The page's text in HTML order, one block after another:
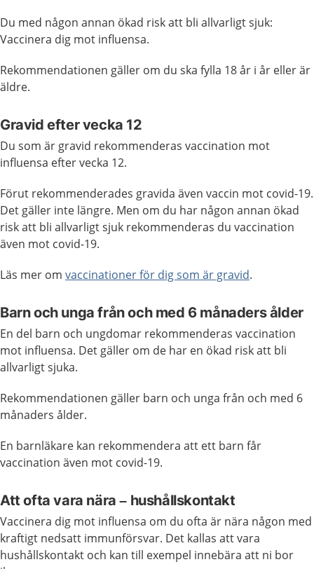
Du med någon annan ökad risk att bli allvarligt sjuk:
Vaccinera dig mot influensa.
Rekommendationen gäller om du ska fylla 18 år i år eller är
äldre.
Gravid efter vecka 12
Du som är gravid rekommenderas vaccination mot
influensa efter vecka 12.
Förut rekommenderades gravida även vaccin mot covid-19.
Det gäller inte längre. Men om du har någon annan ökad
risk att bli allvarligt sjuk rekommenderas du vaccination
även mot covid-19.
Läs mer om vaccinationer för dig som är gravid.
Barn och unga från och med 6 månaders ålder
En del barn och ungdomar rekommenderas vaccination
mot influensa. Det gäller om de har en ökad risk att bli
allvarligt sjuka.
Rekommendationen gäller barn och unga från och med 6
månaders ålder.
En barnläkare kan rekommendera att ett barn får
vaccination även mot covid-19.
Att ofta vara nära – hushållskontakt
Vaccinera dig mot influensa om du ofta är nära någon med
kraftigt nedsatt immunförsvar. Det kallas att vara
hushållskontakt och kan till exempel innebära att ni bor